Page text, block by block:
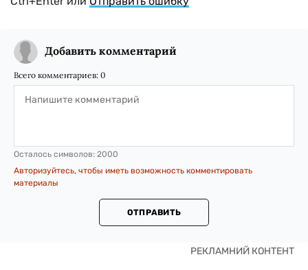
Добавить комментарий
Всего комментариев: 0
Осталось символов: 2000
Авторизуйтесь, чтобы иметь возможность комментировать
материалы
ОТПРАВИТЬ